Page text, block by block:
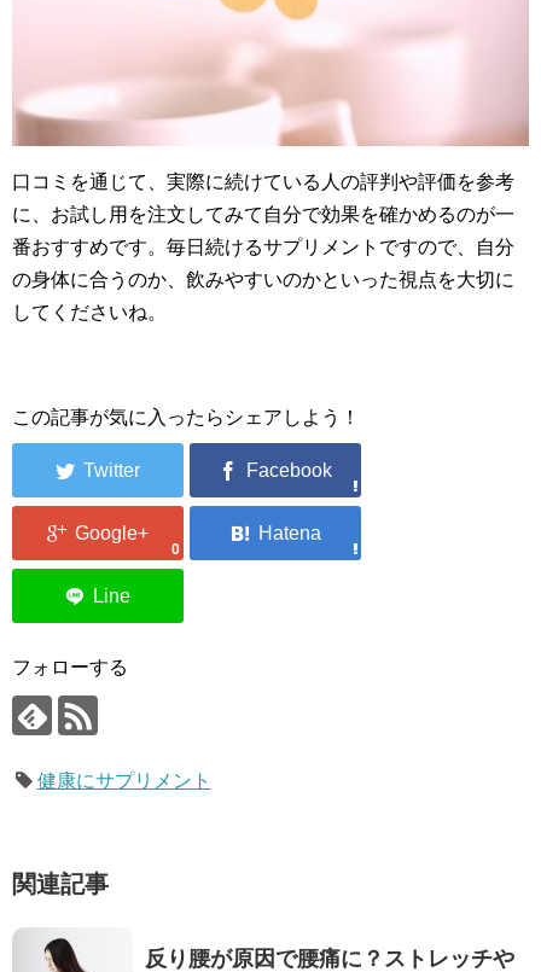
口コミを通じて、実際に続けている人の評判や評価を参考
に、お試し用を注文してみて自分で効果を確かめるのが一
番おすすめです。毎日続けるサプリメントですので、自分
の身体に合うのか、飲みやすいのかといった視点を大切に
してくださいね。
この記事が気に入ったらシェアしよう！
0
フォローする
健康にサプリメント
関連記事
反り腰が原因で腰痛に？ストレッチや